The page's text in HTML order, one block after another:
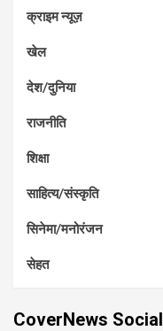
क्राइम न्यूज़
खेल
देश/दुनिया
राजनीति
शिक्षा
साहित्य/संस्कृति
सिनेमा/मनोरंजन
सेहत
CoverNews Social